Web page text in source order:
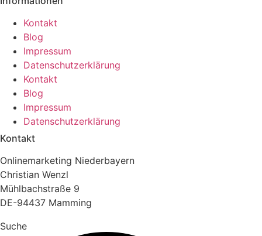
Kontakt
Blog
Impressum
Datenschutzerklärung
Kontakt
Blog
Impressum
Datenschutzerklärung
Kontakt
Onlinemarketing Niederbayern
Christian Wenzl
Mühlbachstraße 9
DE-94437 Mamming
Suche